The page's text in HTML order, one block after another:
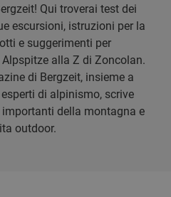
Qui troverai test dei
escursioni, istruzioni per la
e suggerimenti per
alla Z di Zoncolan.
di Bergzeit, insieme a
di alpinismo, scrive
della montagna e
outdoor.